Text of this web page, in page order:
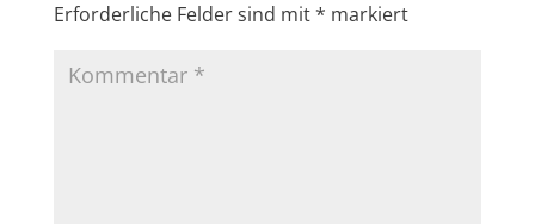
Erforderliche Felder sind mit* markiert